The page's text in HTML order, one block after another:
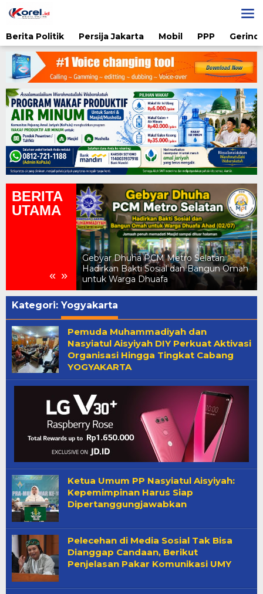
ke
Berita Politik
Persija Jakarta Mobil PPP
BERITA
UTAMA
« »
Gebyar Dhuha PCM Metro Selatan
Hadirkan Bakti Sosial dan Bangun Omah
untuk Warga Dhuafa
Kategori: Yogyakarta
Pemuda Muhammadiyah dan
Nasyiatul Aisyiyah DIY Perkuat Aktivasi
Organisasi Hingga Tingkat Cabang
YOGYAKARTA
Ketua Umum PP Nasyiatul Aisyiyah:
Kepemimpinan Harus Siap
Dipertanggungjawabkan
Pelecehan di Media Sosial Tak Bisa
Dianggap Candaan, Berikut
Penjelasan Pakar Komunikasi UMY